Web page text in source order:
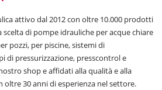
attivo dal 2012 con oltre 10.000 prodotti
di pompe idrauliche per acque chiare
pozzi, per piscine, sistemi di
di pressurizzazione, presscontrol e
shop e affidati alla qualità e alla
30 anni di esperienza nel settore.